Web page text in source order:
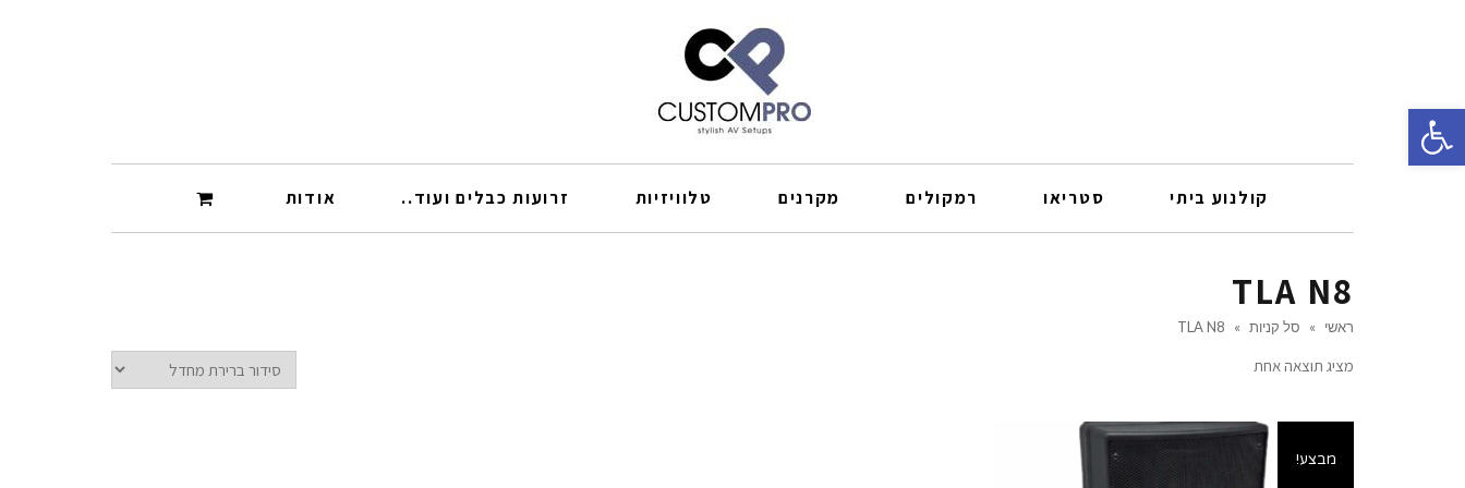
קולנוע ביתי סטריאו רמקולים מקרנים טלוויזיות זרועות כבלים ועוד.. אודות
TLA N8
ראשי » סל קניות »
TLA N8
מציג תוצאה אחת
מבצע!
פתח סרגל נגישות